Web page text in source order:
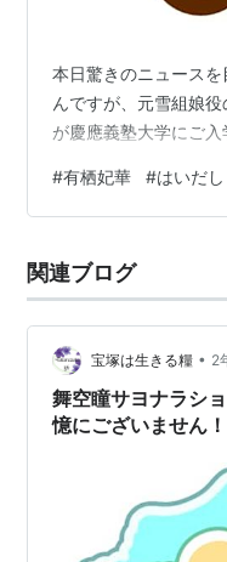
本日驚きのニュース
んですが、元雪組娘役
が慶應義塾大学にご
#有栖妃華 #はいだし
関連ブログ
宝塚は生きる糧 • 2
舞空瞳サヨナラシ
憶にございません